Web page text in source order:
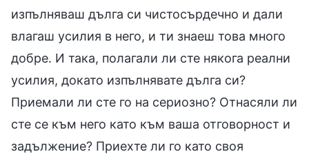
изпълняваш дълга си чистосърдечно и дали
влагаш усилия в него, и ти знаеш това много
добре. И така, полагали ли сте някога реални
усилия, докато изпълнявате дълга си?
Приемали ли сте го на сериозно? Отнасяли ли
сте се към него като към ваша отговорност и
задължение? Приехте ли го като своя